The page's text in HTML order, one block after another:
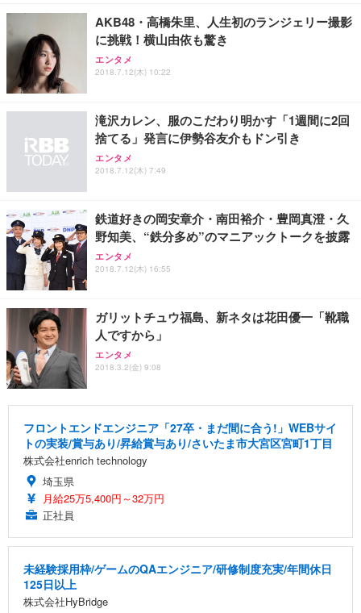
AKB48・高橋朱里、人生初のランジェリー撮影
に挑戦！横山由依も驚き
エンタメ
2018.7.12(木) 10:22
滝沢カレン、服のこだわり明かす「1週間に2回
捨てる」発言に伊勢谷友介もドン引き
エンタメ
2018.7.12(木) 7:49
鉄道好きの岡安章介・南田裕介・豊岡真澄・久
野知美、“鉄分多め”のマニアックトークを披露
エンタメ
2018.7.12(木) 16:55
ガリットチュウ福島、新ネタは花田優一「靴職
人ですから」
エンタメ
2018.3.2(金) 9:08
フロントエンドエンジニア「27卒・まだ間に合う!」WEBサイ
トの実装/賞与あり/昇給賞与あり/さいたま市大宮区宮町1丁目
株式会社enrich technology
埼玉県
月給25万5,400円～32万円
正社員
未経験採用枠/ゲームのQAエンジニア/研修制度充実/年間休日
125日以上
株式会社HyBridge